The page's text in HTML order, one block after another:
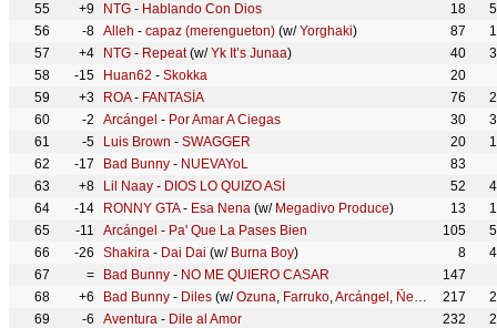
55
+9 NTG - Hablando Con Dios 18
56
-8 Alleh - capaz (merengueton) (w/Yorghaki) 87
57
+4 NTG - Repeat(w/Yk It’s Junaa) 40
58
-15 Huan62 - Skokka
20
59
+3 ROA- FANTASÍA 76
60
-2 Arcángel - Por Amar A Ciegas 30
61
-5 Luis Brown - SWAGGER 20
62
-17 Bad Bunny - NUEVAYoL
83
63
+8 Lil Naay - DIOS LO QUIZO ASÍ 52
64
-14 RONNY GTA- Esa Nena (w/ Megadivo Produce) 13
65
-11 Arcángel - Pa' Que La Pases Bien 105
66
-26 Shakira - Dai Dai (w/ Burna Boy) 8
67
= Bad Bunny - NO ME QUIERO CASAR
147
68
+6 Bad Bunny - Diles (w/Ozuna, Farruko,Arcángel , Ñengo Flow 217
69
-6 Aventura - Dile al Amor 232